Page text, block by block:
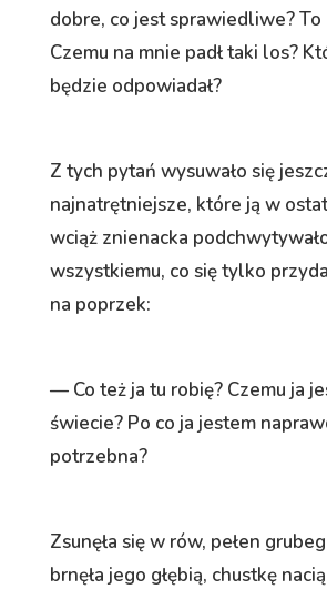
dobre, co jest sprawiedliwe? To
Czemu na mnie padł taki los?
będzie odpowiadał?
Z tych pytań wysuwało się
najnatrętniejsze, które ją w
wciąż znienacka
wszystkiemu, co się tylko
na poprzek:
— Co też ja tu robię? Czemu ja
świecie? Po co ja jestem
potrzebna?
Zsunęła się w rów, pełen
brnęła jego głębią, chustkę